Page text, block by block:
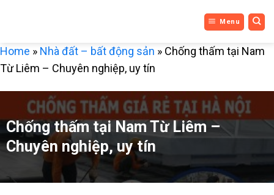
Menu
Home » Nhà đất – bất động sản » Chống thấm tại Nam
Từ Liêm – Chuyên nghiệp, uy tín
Chống thấm tại Nam Từ Liêm –
Chuyên nghiệp, uy tín